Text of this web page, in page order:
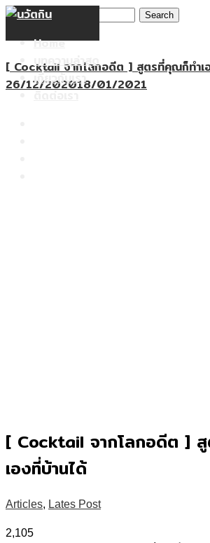
Skip
Home
บทความล่าสุด
เกี่ยวกับเรา
ติดต่อเรา
Search
[ Cocktail จากโลกอดีต ] สูตรที่คุณก็ทำเ
26/12/202018/01/2021
[ Cocktail จากโลกอดีต ]
เองที่บ้านได้
Articles, Lates Post
2,105